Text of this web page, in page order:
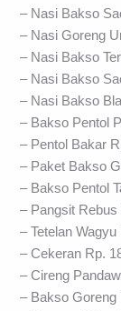
– Nasi Bakso
– Nasi Goreng
– Nasi Bakso
– Nasi Bakso
– Nasi Bakso
– Bakso Pentol
– Pentol Bakar
– Paket Bakso
– Bakso Pentol
– Pangsit Rebus
– Tetelan
– Cekeran Rp.
– Cireng
– Bakso Goreng